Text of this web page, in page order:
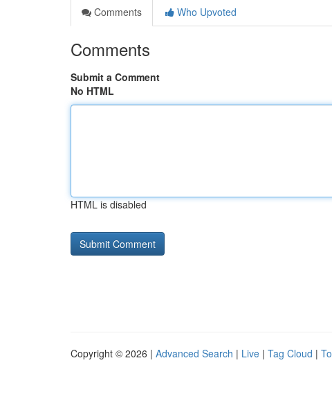
Comments
Who Upvoted
Comments
Submit a Comment
No HTML
HTML is disabled
Copyright © 2026 | Advanced Search | Live | Tag Cloud |